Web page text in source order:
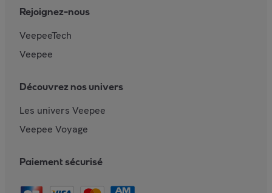
Rejoignez-nous
VeepeeTech
Veepee
Découvrez nos univers
Les univers Veepee
Veepee Voyage
Paiement sécurisé